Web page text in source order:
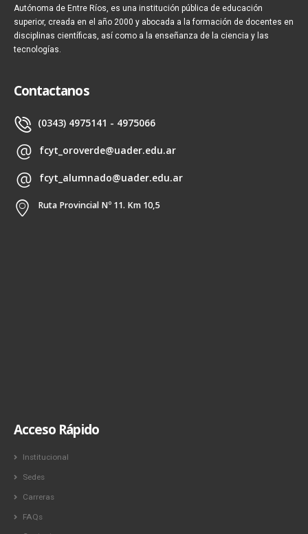
Autónoma de Entre Ríos, es una institución pública de educación
superior, creada en el año 2000 y abocada a la formación de docentes en
disciplinas científicas, así como a la enseñanza de la ciencia y las
tecnologías.
Contactanos
(0343) 4975141 - 4975066
fcyt_oroverde@uader.edu.ar
fcyt_alumnado@uader.edu.ar
Ruta Provincial Nº 11. Km 10,5
Acceso Rápido
Institucional
Sedes
Carreras
FAQs